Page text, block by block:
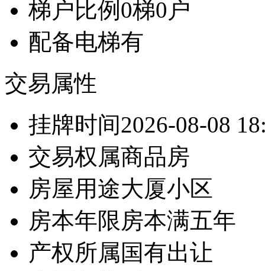
梯户比例 0梯0户
配备电梯有
交易属性
挂牌时间2026-08-08
交易权属商品房
房屋用途大厦小区
房本年限 房本满五年
产权所属国有出让